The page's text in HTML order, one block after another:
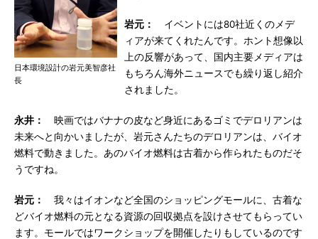
日本環境設計の岩元美智彦社
長
岩元：
イベントには80社近くのメデ
ィアが来てくれたんです。ホント想像以
上の反響があって、国内主要メディアは
もちろん海外ニュースでも繰り返し紹介
されました。
永井：
映画ではバナナの皮など身近にあるゴミでデロリアンは
未来へと向かいましたが、岩元さんたちのデロリアンは、バイオ
燃料で動きました。あのバイオ燃料は古着から作られたものだそ
うですね。
岩元：
我々はイオンなど全国のショッピングモールに、古着な
どバイオ燃料の元となる資源の回収拠点を設けさせてもらってい
ます。モールではワークショップを開催したりもしているのです